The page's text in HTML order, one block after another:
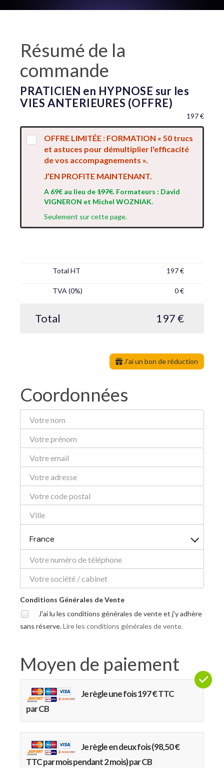
Résumé de la
commande
PRATICIEN en HYPNOSE sur les
VIES ANTERIEURES (OFFRE)
197 €
OFFRE LIMITÉE : FORMATION « 50 trucs
et astuces pour démultiplier l'efficacité
de vos accompagnements ».
J’EN PROFITE MAINTENANT.
A 69€ au lieu de197€. Formateurs : David
VIGNERON et Michel WOZNIAK.
Seulement sur cette page.
Total HT 197 €
TVA (0%) 0 €
Total 197 €
J'ai un bon de réduction
Coordonnées
France
Conditions Générales de Vente
J'ai lu les conditions générales de vente et j'y adhère
sans réserve.Lire les conditions générales de vente.
Moyen de paiement
Je règle une fois 197 € TTC
par CB
Je règle en deux fois (98,50 €
TTC par mois pendant 2 mois) par CB